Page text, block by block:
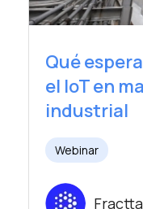
Qué
el IoT en
industrial
Webinar